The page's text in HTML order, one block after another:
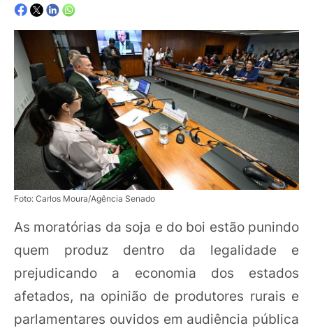
Foto: Carlos Moura/Agência Senado
As moratórias da soja e do boi estão punindo
quem produz dentro da legalidade e
prejudicando a economia dos estados
afetados, na opinião de produtores rurais e
parlamentares ouvidos em audiência pública